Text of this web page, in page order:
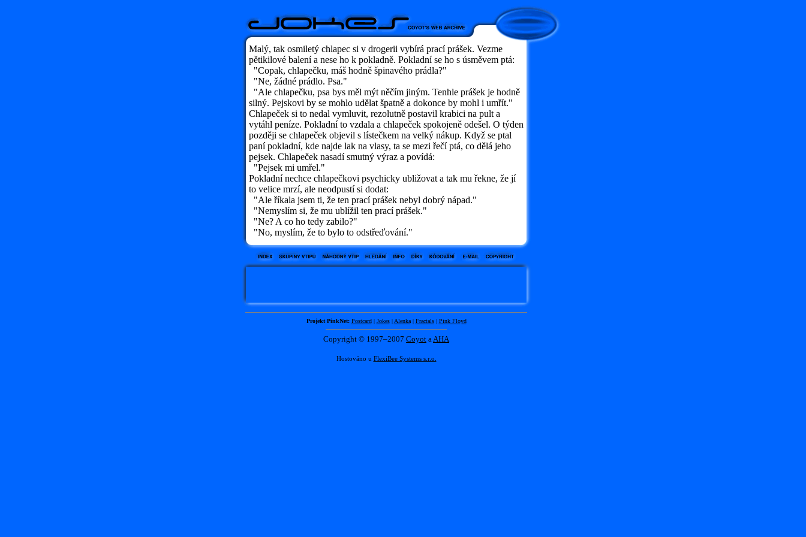
Malý, tak osmiletý chlapec si v drogerii vybírá prací prášek. Vezme
pětikilové balení a nese ho k pokladně. Pokladní se ho s úsměvem ptá:
"Copak, chlapečku, máš hodně špinavého prádla?"
"Ne, žádné prádlo. Psa."
"Ale chlapečku, psa bys měl mýt něčím jiným. Tenhle prášek je hodně
silný. Pejskovi by se mohlo udělat špatně a dokonce by mohl i umřít."
Chlapeček si to nedal vymluvit, rezolutně postavil krabici na pult a
vytáhl peníze. Pokladní to vzdala a chlapeček spokojeně odešel. O týden
později se chlapeček objevil s lístečkem na velký nákup. Když se ptal
paní pokladní, kde najde lak na vlasy, ta se mezi řečí ptá, co dělá jeho
pejsek. Chlapeček nasadí smutný výraz a povídá:
"Pejsek mi umřel."
Pokladní nechce chlapečkovi psychicky ubližovat a tak mu řekne, že jí
to velice mrzí, ale neodpustí si dodat:
"Ale říkala jsem ti, že ten prací prášek nebyl dobrý nápad."
"Nemyslím si, že mu ublížil ten prací prášek."
"Ne? A co ho tedy zabilo?"
"No, myslím, že to bylo to odstřeďování."
Projekt PinkNet: Postcard| Jokes| Alenka| Fractals| Pink Floyd
Copyright © 1997–2007 Coyot aAHA
Hostováno u FlexiBee Systems s.r.o.